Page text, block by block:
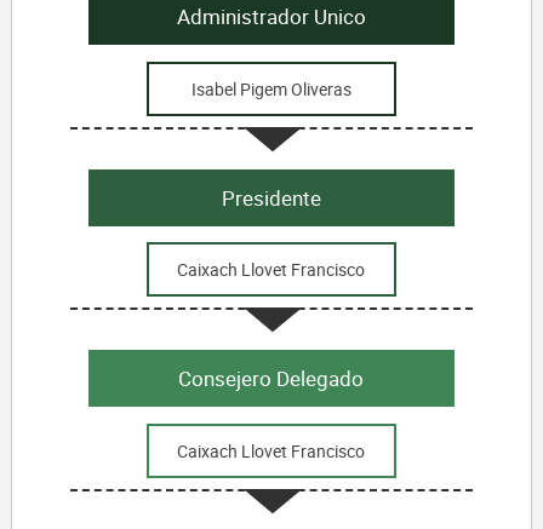
Administrador Unico
Isabel Pigem Oliveras
Presidente
Caixach Llovet Francisco
Consejero Delegado
Caixach Llovet Francisco